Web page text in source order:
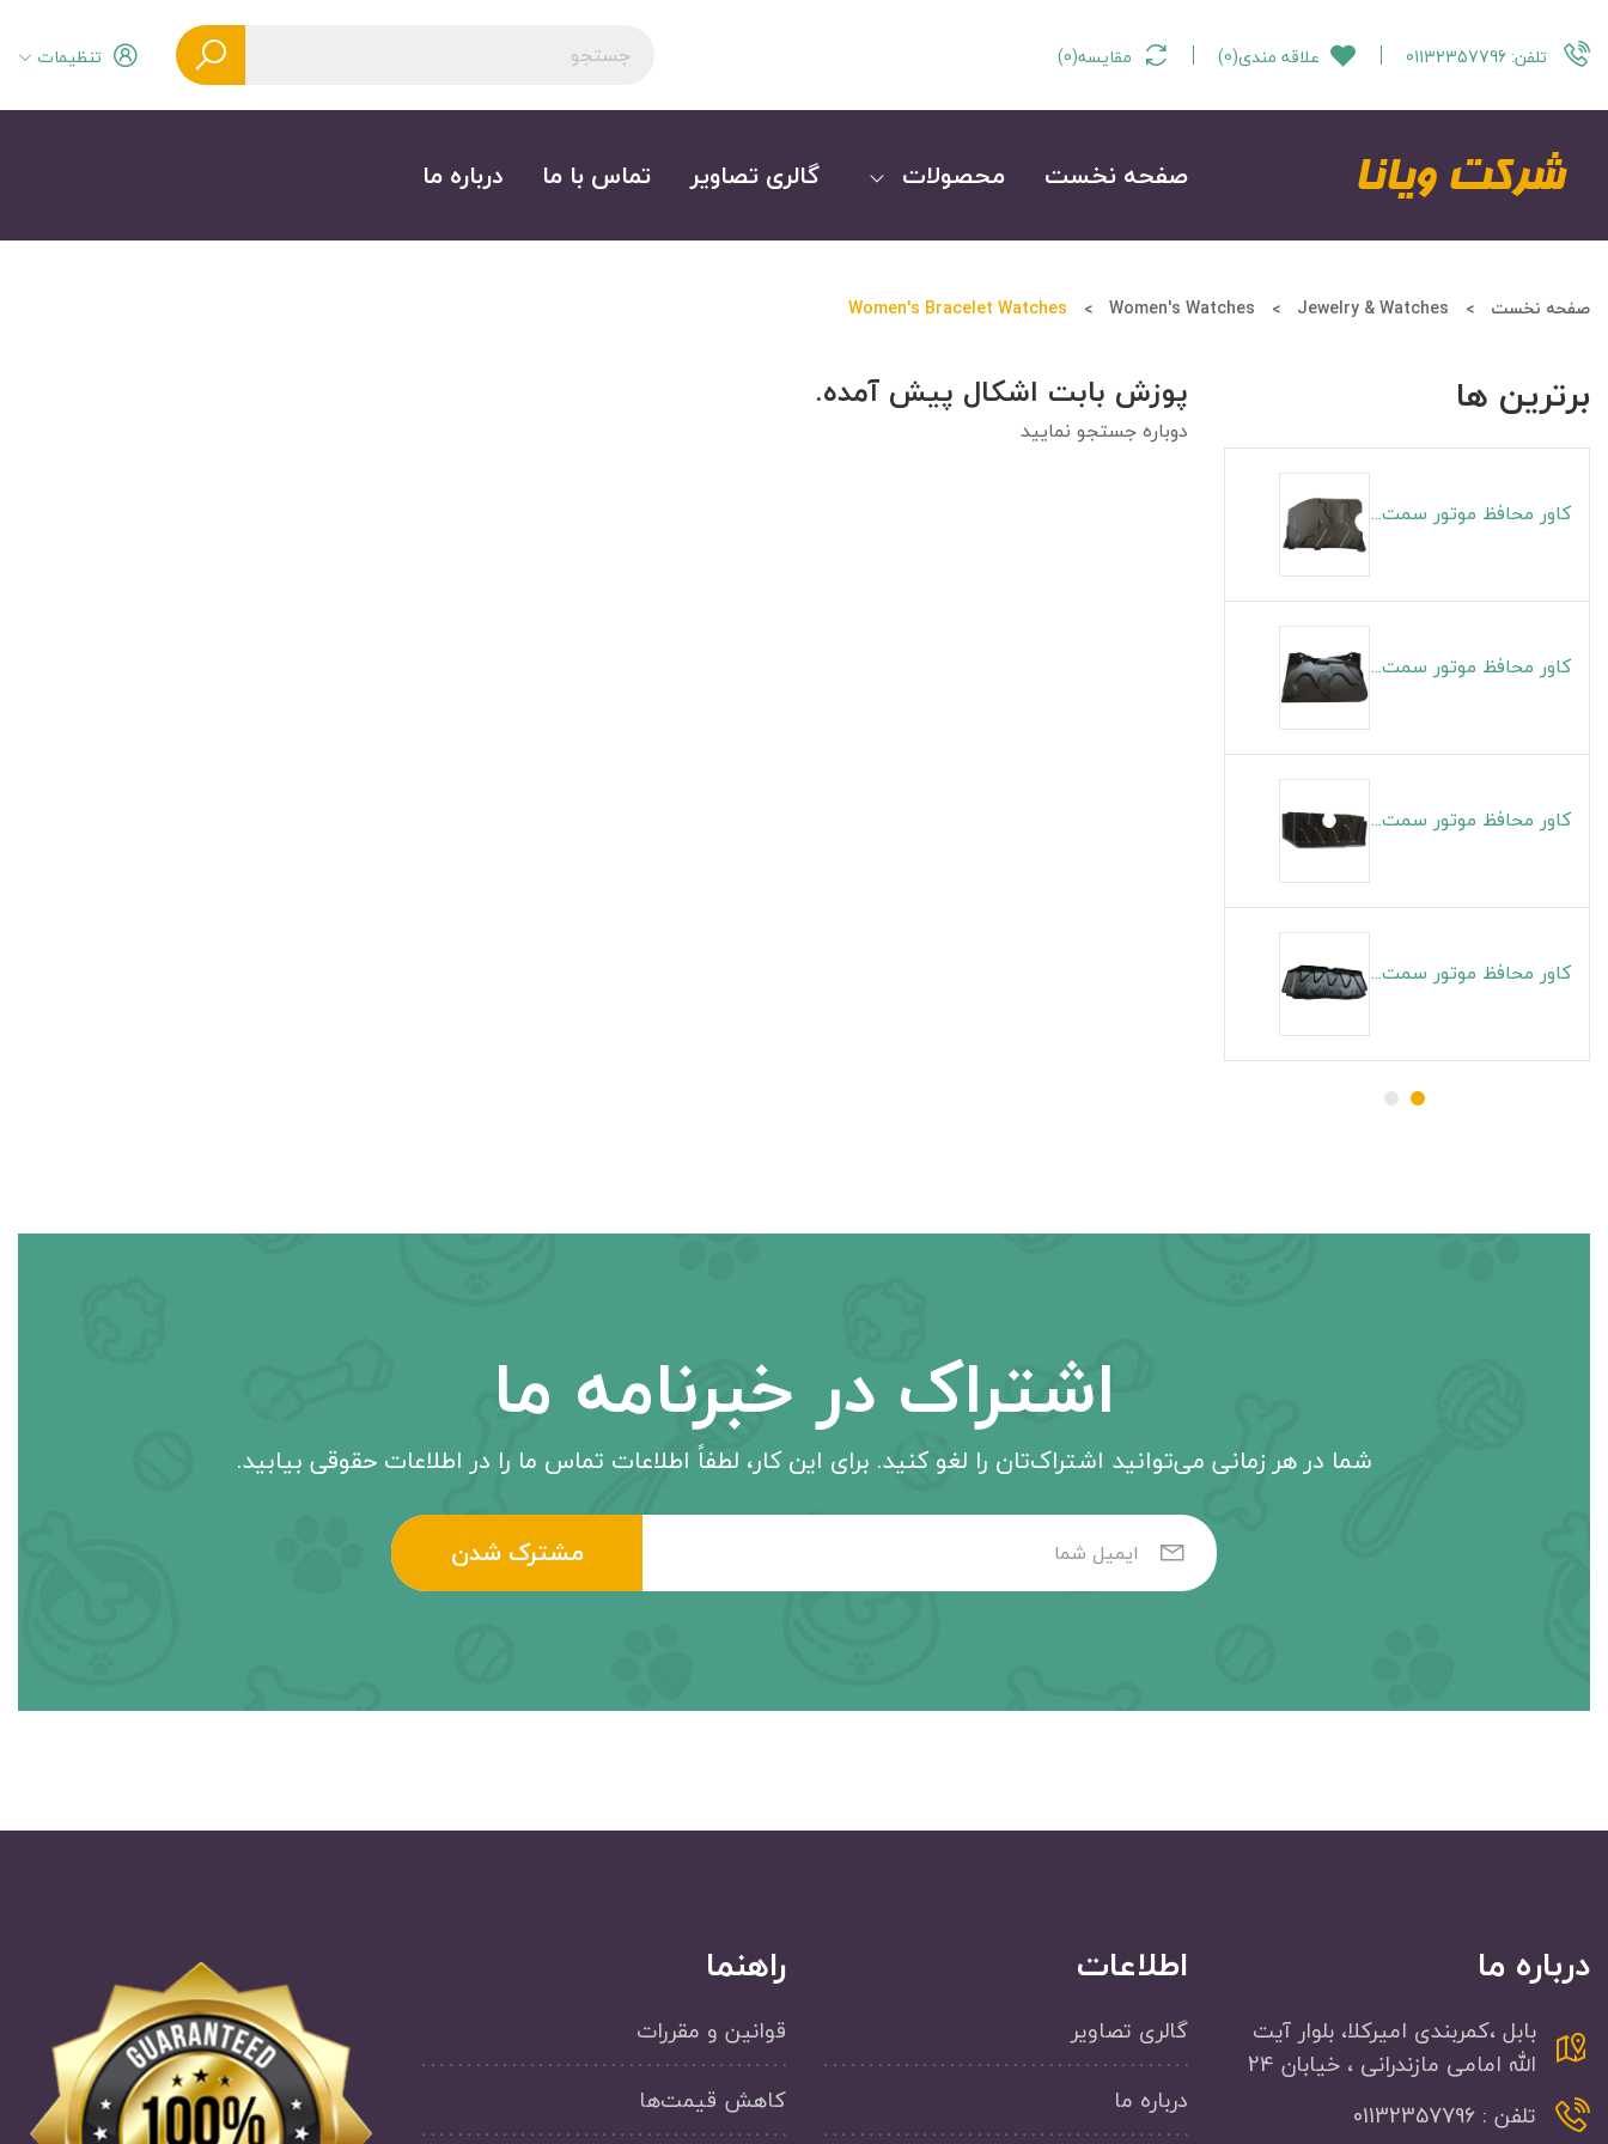
تلفن: علاقه مندی(
0
) مقایسه(
0
) تنظیمات
صفحه نخست محصولات گالری تصاویر تماس با ما درباره ما
صفحه نخست Jewelry & Watches
Women's Watches
Women's Bracelet Watches
برترین ها
کاور محافظ موتور سمت راست S5
کاور محافظ موتور سمت چپ S5
کاور محافظ موتور سمت راست J4
کاور محافظ موتور سمت چپ J4
پوزش بابت اشکال پیش آمده.
دوباره جستجو نمایید
اشتراک در خبرنامه ما
شما در هر زمانی می‌توانید اشتراک‌تان را لغو کنید. برای این کار، لطفاً اطلاعات تماس ما را در اطلاعات حقوقی بیابید.
درباره ما
بابل ،کمربندی امیرکلا، بلوار آیت
الله امامی مازندرانی ، خیابان 24
تلفن : 01132357796
اطلاعات
گالری تصاویر
درباره ما
راهنما
قوانین و مقررات
کاهش قیمت‌ها